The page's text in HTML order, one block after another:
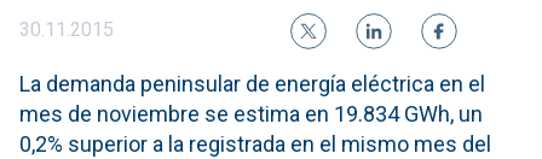
30.11.2015
La demanda peninsular de energía eléctrica en el
mes de noviembre se estima en 19.834 GWh, un
0,2% superior a la registrada en el mismo mes del